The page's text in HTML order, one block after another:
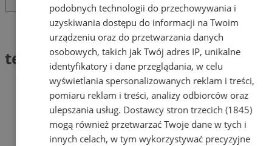
Tag: temperatura
temperatura (1)
podobnych technologii do przechowywania i
uzyskiwania dostępu do informacji na Twoim
urządzeniu oraz do przetwarzania danych
osobowych, takich jak Twój adres IP, unikalne
identyfikatory i dane przeglądania, w celu
wyświetlania spersonalizowanych reklam i treści,
pomiaru reklam i treści, analizy odbiorców oraz
ulepszania usług. Dostawcy stron trzecich (1845)
mogą również przetwarzać Twoje dane w tych i
innych celach, w tym wykorzystywać precyzyjne